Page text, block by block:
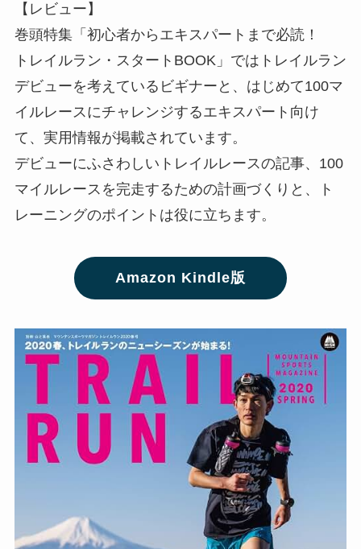
【レビュー】
巻頭特集「初心者からエキスパートまで必読！
トレイルラン・スタートBOOK」ではトレイルラン
デビューを考えているビギナーと、はじめて100マ
イルレースにチャレンジするエキスパート向け
て、実用情報が掲載されています。
デビューにふさわしいトレイルレースの記事、100
マイルレースを完走するための計画づくりと、ト
レーニングのポイントは役に立ちます。
Amazon Kindle版